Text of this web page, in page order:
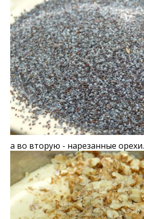
а во вторую - нарезанные орехи.